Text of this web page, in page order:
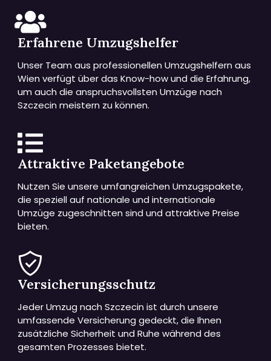
Erfahrene Umzugshelfer
Unser Team aus professionellen Umzugshelfern aus
Wien verfügt über das Know-how und die Erfahrung,
um auch die anspruchsvollsten Umzüge nach
Szczecin meistern zu können.
Attraktive Paketangebote
Nutzen Sie unsere umfangreichen Umzugspakete,
die speziell auf nationale und internationale
Umzüge zugeschnitten sind und attraktive Preise
bieten.
Versicherungsschutz
Jeder Umzug nach Szczecin ist durch unsere
umfassende Versicherung gedeckt, die Ihnen
zusätzliche Sicherheit und Ruhe während des
gesamten Prozesses bietet.